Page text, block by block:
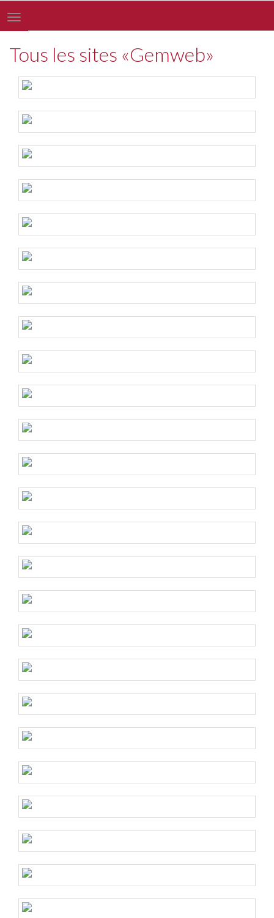
Toggle
navigation
Tous les sites «Gemweb»